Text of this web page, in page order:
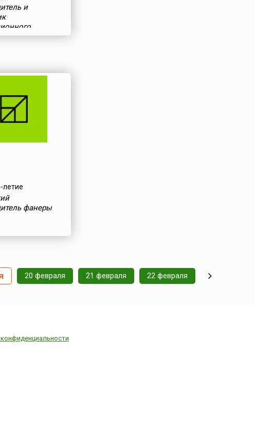
и
и
летие
фанеры
20 февраля 21 февраля 22 февраля